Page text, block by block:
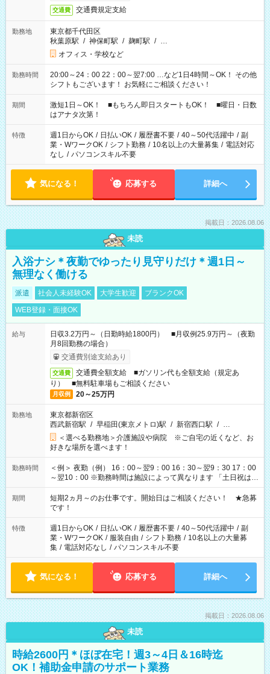
交通費 交通費規定支給
勤務地
東京都千代田区
秋葉原駅 / 神保町駅 / 麹町駅 / …
オフィス・学校など
勤務時間
20:00～24：00 22：00～翌7:00 …など1日4時間～OK！ その他
シフトもございます！ お気軽にご相談ください！
期間
激短1日～OK！ ■もちろん即日スタートもOK！ ■曜日・日数
はアナタ次第！
特徴 週1日からOK / 日払いOK / 履歴書不要 / 40～50代活躍中 / 副
業・WワークOK / シフト勤務 / 10名以上の大量募集 / 電話対応
なし / パソコンスキル不要
気になる！ 応募する 詳細へ
掲載日：2026.08.06
未読
入浴ナシ＊夜勤でゆったり見守りだけ＊週1日～
無理なく働ける
派遣 社会人未経験OK 大学生歓迎
ブランクOK
WEB登録・面接OK
給与
日収3.2万円～（日勤時給1800円） ■月収例25.9万円～（夜勤
月8回勤務の場合）
交通費別途支給あり
交通費
交通費全額支給 ■ガソリン代も全額支給（規定あ
り） ■無料駐車場もご相談ください
月収例 20～25万円
勤務地
東京都新宿区
西武新宿駅 / 早稲田(東京メトロ)駅 / 新宿西口駅 / …
＜選べる勤務地＞介護施設や病院 ※ご自宅の近くなど、お
好きな場所を選べます！
勤務時間
＜例＞ 夜勤（例） 16：00～翌9：00 16：30～翌9：30 17：00
～翌10：00 ※勤務時間は施設によって異なります 「土日祝は休
みたい」 「しっかり稼ぎたい」 「もう少し遅い時間から始めた
い」など ご希望にあったお仕事をご案内いたします。 ※未経験
の方の場合は1～2ヶ月間は日中での仕事を経験いただき、 お
仕事に慣れてからの夜勤になります。 ★家庭の都合でお休みが
必要な場合も遠慮なくご相談ください。
期間
短期2ヵ月～のお仕事です。開始日はご相談ください！ ★急募
です！
特徴 週1日からOK / 日払いOK / 履歴書不要 / 40～50代活躍中 / 副
業・WワークOK / 服装自由 / シフト勤務 / 10名以上の大量募
集 / 電話対応なし / パソコンスキル不要
気になる！ 応募する 詳細へ
掲載日：2026.08.06
未読
時給2600円＊ほぼ在宅！週3～4日＆16時迄
OK！補助金申請のサポート業務